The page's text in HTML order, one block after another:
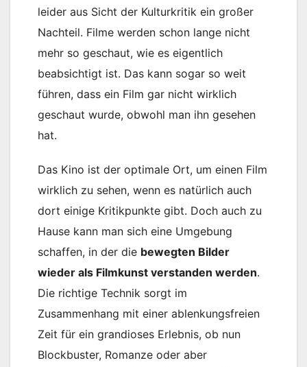
leider aus Sicht der Kulturkritik ein großer
Nachteil. Filme werden schon lange nicht
mehr so geschaut, wie es eigentlich
beabsichtigt ist. Das kann sogar so weit
führen, dass ein Film gar nicht wirklich
geschaut wurde, obwohl man ihn gesehen
hat.
Das Kino ist der optimale Ort, um einen Film
wirklich zu sehen, wenn es natürlich auch
dort einige Kritikpunkte gibt. Doch auch zu
Hause kann man sich eine Umgebung
schaffen, in der die bewegten Bilder
wieder als Filmkunst verstanden werden.
Die richtige Technik sorgt im
Zusammenhang mit einer ablenkungsfreien
Zeit für ein grandioses Erlebnis, ob nun
Blockbuster, Romanze oder aber